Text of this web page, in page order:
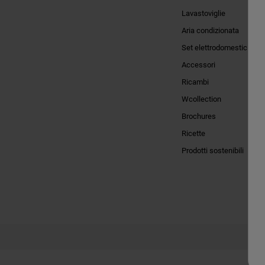
Lavastoviglie
Aria condizionata
Set elettrodomestici
Accessori
Ricambi
Wcollection
Brochures
Ricette
Prodotti sostenibili